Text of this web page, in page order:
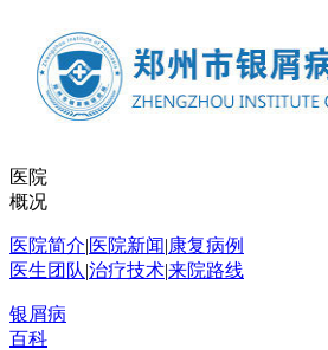
医院
概况
医院简介|医院新闻|康复病例
医生团队|治疗技术|来院路线
银屑病
百科